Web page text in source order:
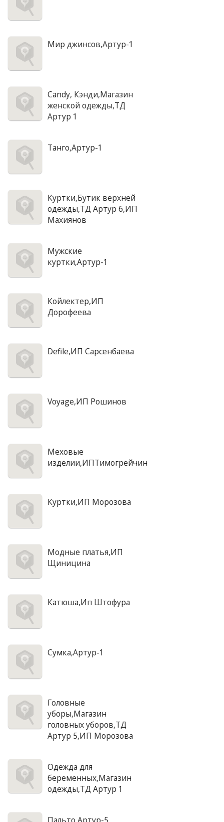
Мир джинсов,Артур-1
Candy, Кэнди,Магазин
женской одежды,ТД
Артур 1
Танго,Артур-1
Куртки,Бутик верхней
одежды,ТД Артур 6,ИП
Махиянов
Мужские
куртки,Артур-1
Койлектер,ИП
Дорофеева
Defile,ИП Сарсенбаева
Voyage,ИП Рошинов
Меховые
изделии,ИПТимогрейчин
Куртки,ИП Морозова
Модные платья,ИП
Щиницина
Катюша,Ип Штофура
Сумка,Артур-1
Головные
уборы,Магазин
головных уборов,ТД
Артур 5,ИП Морозова
Одежда для
беременных,Магазин
одежды,ТД Артур 1